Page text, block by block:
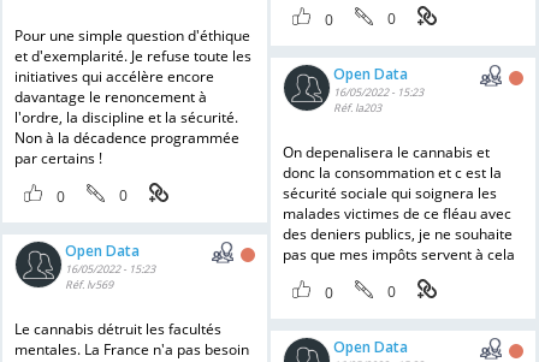
0
0
Pour une simple question d'éthique
et d'exemplarité. Je refuse toute les
initiatives qui accélère encore
davantage le renoncement à
l'ordre, la discipline et la sécurité.
Non à la décadence programmée
par certains !
0
0
Open Data
16/05/2022 - 15:23
Réf. la203
On depenalisera le cannabis et
donc la consommation et c est la
sécurité sociale qui soignera les
malades victimes de ce fléau avec
des deniers publics, je ne souhaite
pas que mes impôts servent à cela
0
0
Open Data
16/05/2022 - 15:23
Réf. lv569
Le cannabis détruit les facultés
mentales. La France n'a pas besoin
Open Data